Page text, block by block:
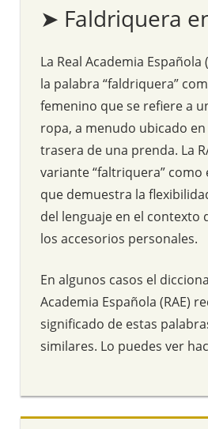
➤ Faldriquera
La Real Academia Española
la palabra “faldriquera”
femenino que se refiere a
ropa, a menudo ubicado
trasera de una prenda. La
variante “faltriquera” como
que demuestra la
del lenguaje en el contexto
los accesorios personales.
En algunos casos el
Academia Española (RAE)
significado de estas
similares. Lo puedes ver